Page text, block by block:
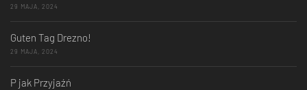
29 MAJA, 2024
Guten Tag Drezno!
29 MAJA, 2024
P jak Przyjaźń